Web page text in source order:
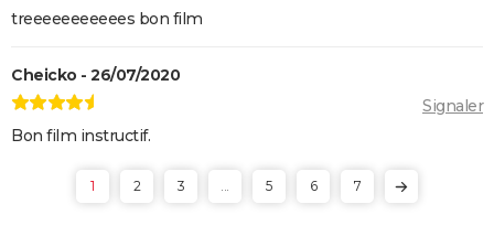
treeeeeeeeeees bon film
Cheicko - 26/07/2020
Signaler
Bon film instructif.
1 2 3 ... 5 6 7